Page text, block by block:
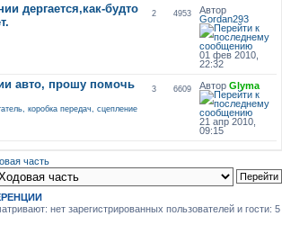
дергается,как-будто
2 4953
Автор
Gordan293
01 фев 2010,
22:32
авто, прошу помочь
коробка передач, сцепление
3 6609 АвторGlyma
21 апр 2010,
09:15
часть
нет зарегистрированных пользователей и гости: 5